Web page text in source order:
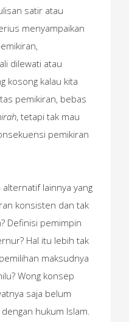
satir atau
menyampaikan
dilewati atau
kosong kalau kita
pemikiran, bebas
, tetapi tak mau
pemikiran
alternatif lainnya yang
konsisten dan tak
Definisi pemimpin
Hal itu lebih tak
maksudnya
Wong konsep
saja belum
hukum Islam.